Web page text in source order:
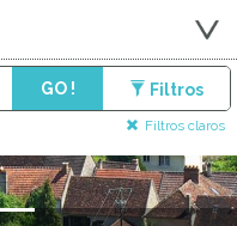
GO ! Filtros
Filtros claros